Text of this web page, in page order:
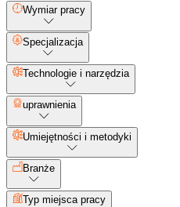
Wymiar pracy
Specjalizacja
Technologie i narzędzia
uprawnienia
Umiejętności i metodyki
Branże
Typ miejsca pracy